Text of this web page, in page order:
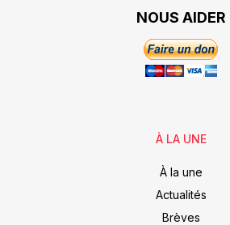
NOUS AIDER
À LA UNE
À la une
Actualités
Brèves